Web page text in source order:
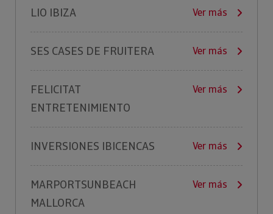
LIO IBIZA Ver más
SES CASES DE FRUITERA Ver más
FELICITAT
ENTRETENIMIENTO
Ver más
INVERSIONES IBICENCAS Ver más
MARPORTSUNBEACH
MALLORCA
Ver más